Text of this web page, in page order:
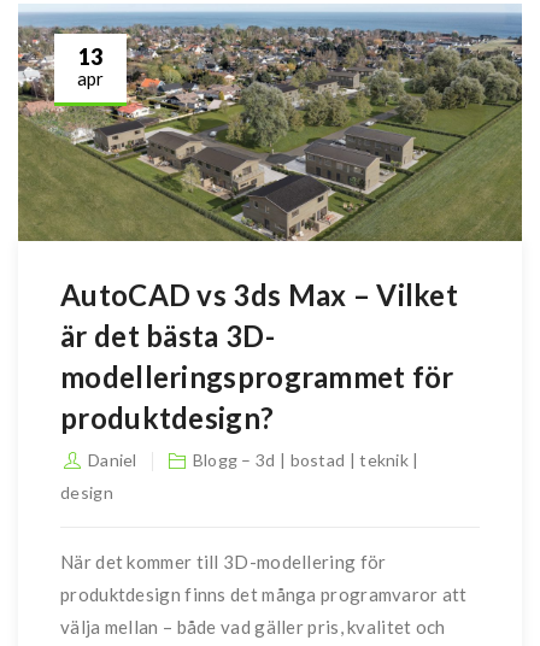
13
apr
AutoCAD vs 3ds Max – Vilket
är det bästa 3D-
modelleringsprogrammet för
produktdesign?
Daniel
Blogg – 3d | bostad | teknik |
design
När det kommer till 3D-modellering för
produktdesign finns det många programvaror att
välja mellan – både vad gäller pris, kvalitet och